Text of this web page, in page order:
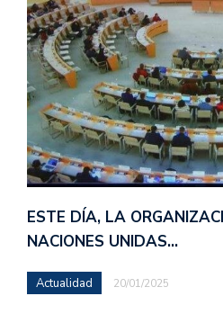
ESTE DÍA, LA
NACIONES UNIDAS…
Actualidad 20/01/2025